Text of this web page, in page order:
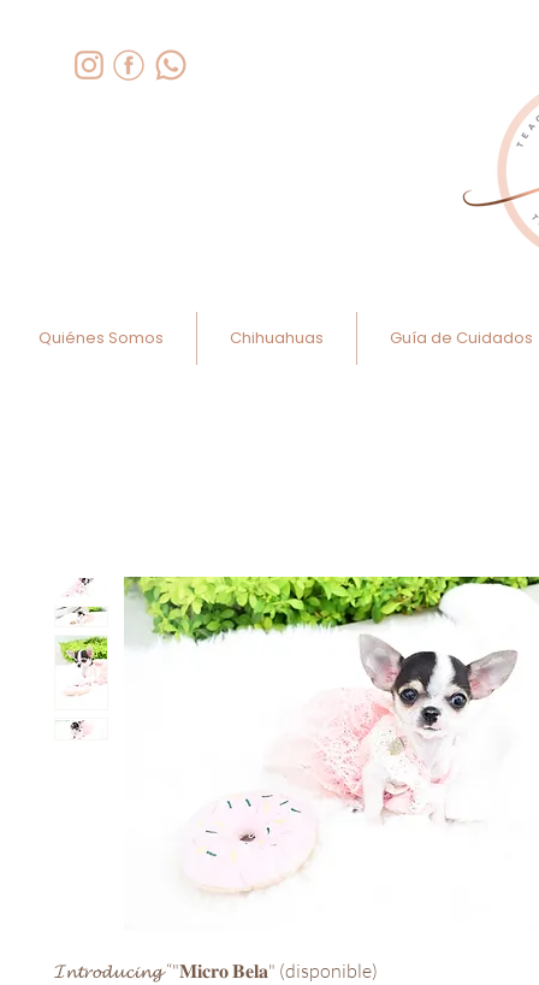
Quiénes Somos Chihuahuas Guía de Cuidados
𝓘𝓷𝓽𝓻𝓸𝓭𝓾𝓬𝓲𝓷𝓰 “"𝐌𝐢𝐜𝐫𝐨 𝐁𝐞𝐥𝐚" (disponible)